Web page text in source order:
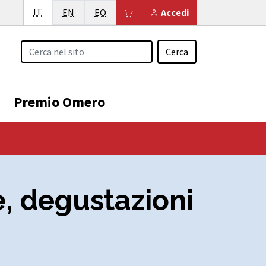
Accedi
Il tuo carrello è vuoto
IT Italiano
EN English
EO Esperanto
Cerca
Premio Omero
degustazioni